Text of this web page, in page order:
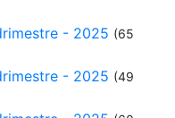
- 2025 (65
- 2025 (49